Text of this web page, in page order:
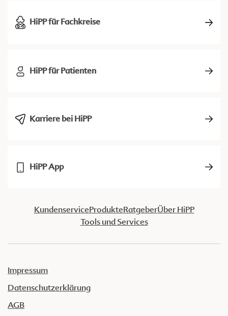
HiPP für Fachkreise
HiPP für Patienten
Karriere bei HiPP
HiPP App
KundenserviceProdukteRatgeberÜber HiPP
Tools und Services
Impressum
Datenschutzerklärung
AGB